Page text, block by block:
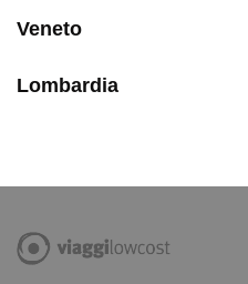
Veneto
Lombardia